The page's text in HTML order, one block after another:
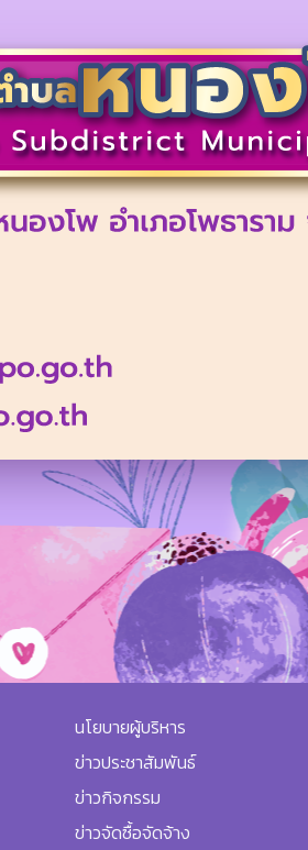
นโยบายผู้บริหาร
ข่าวประชาสัมพันธ์
ข่าวกิจกรรม
ข่าวจัดซื้อจัดจ้าง